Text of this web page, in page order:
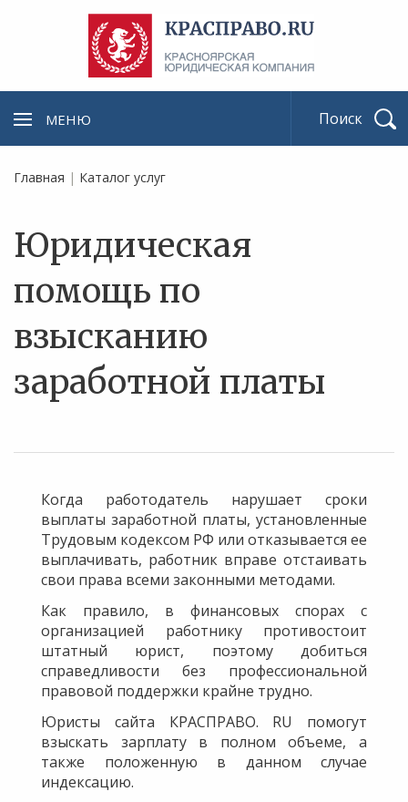
МЕНЮ
Главная | Каталог услуг
Юридическая
помощь по
взысканию
заработной платы
Когда работодатель нарушает сроки
выплаты заработной платы, установленные
Трудовым кодексом РФ или отказывается ее
выплачивать, работник вправе отстаивать
свои права всеми законными методами.
Как правило, в финансовых спорах с
организацией работнику противостоит
штатный юрист, поэтому добиться
справедливости без профессиональной
правовой поддержки крайне трудно.
Юристы сайта КРАСПРАВО. RU помогут
взыскать зарплату в полном объеме, а
также положенную в данном случае
индексацию.